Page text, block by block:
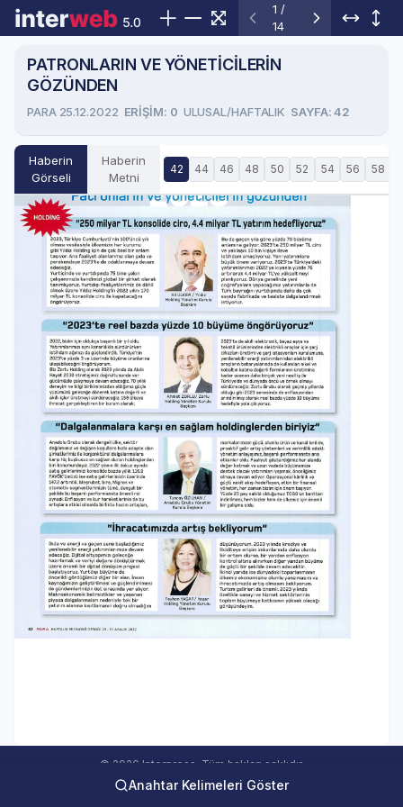
1 /
14
PATRONLARIN VE YÖNETİCİLERİN
GÖZÜNDEN
PARA 25.12.2022 ERIŞIM: 0 ULUSAL/HAFTALIK SAYFA: 42
Haberin
Görseli
Haberin
Metni
42 44 46 48 50 52 54 56 58
Anahtar Kelimeleri Göster
© 2026 Interpress. Tüm hakları saklıdır.
interweb Online Medya Takip Sistemi Ver 5.00